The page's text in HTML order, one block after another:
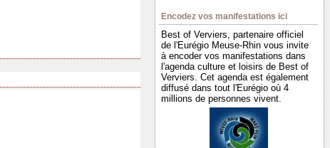
Encodez vos manifestations ici
Best of Verviers, partenaire officiel
de l'Eurégio Meuse-Rhin vous invite
à encoder vos manifestations dans
l'agenda culture et loisirs de Best of
Verviers. Cet agenda est également
diffusé dans tout l'Eurégio où 4
millions de personnes vivent.